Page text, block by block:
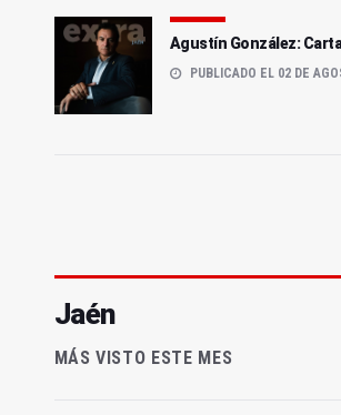
Agustín González:
PUBLICADO EL 02 DE
Jaén
MÁS VISTO ESTE MES